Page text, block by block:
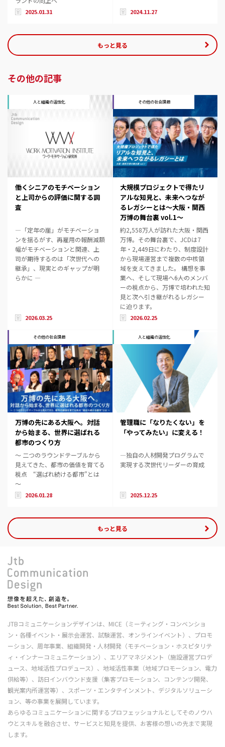
2025.01.31 2024.11.27
もっと見る
その他の記事
人と組織の活性化
働くシニアのモチベーション
と上司からの評価に関する調
査
―「定年の崖」がモチベーショ
ンを揺るがす、再雇用の報酬減額
幅がモチベーションと関連、上
司が期待するのは「次世代への
継承」、現実とのギャップが明
らかに ―
2026.03.25
その他の社会課題
大規模プロジェクトで得たリ
アルな知見と、未来へつなが
るレガシーとは～大阪・関西
万博の舞台裏 vol.1～
約2,558万人が訪れた大阪・関西
万博。その舞台裏で、JCDは7
年・2,449日にわたり、制度設計
から現場運営まで複数の中核領
域を支えてきました。 構想を事
業へ、そして現場へ――6人のメンバ
ーの視点から、万博で培われた知
見と次へ引き継がれるレガシー
に迫ります。
2026.02.25
その他の社会課題
万博の先にある大阪へ。対話
から始まる、世界に選ばれる
都市のつくり方
～ 二つのラウンドテーブルから
見えてきた、都市の価値を育てる
視点 “選ばれ続ける都市”とは
～
2026.01.28
人と組織の活性化
管理職に「なりたくない」を
「やってみたい」に変える！
―独自の人材開発プログラムで
実現する次世代リーダーの育成
2025.12.25
もっと見る
JTBコミュニケーションデザインは、MICE（ミーティング・コンベンショ
ン・各種イベント・展示会運営、試験運営、オンラインイベント）、プロモ
ーション、周年事業、組織開発・人材開発（モチベーション・ホスピタリテ
ィ・インナーコミュニケーション）、エリアマネジメント（施設運営プロデ
ュース、地域活性プロデュース）、地域活性事業（地域プロモーション、電力
供給等）、訪日インバウンド支援（集客プロモーション、コンテンツ開発、
観光案内所運営等）、スポーツ・エンタテインメント、デジタルソリューシ
ョン、等の事業を展開しています。
あらゆるコミュニケーションに関するプロフェッショナルとしてそのノウハ
ウとスキルを融合させ、サービスと知見を提供、お客様の想いの先まで実現
します。